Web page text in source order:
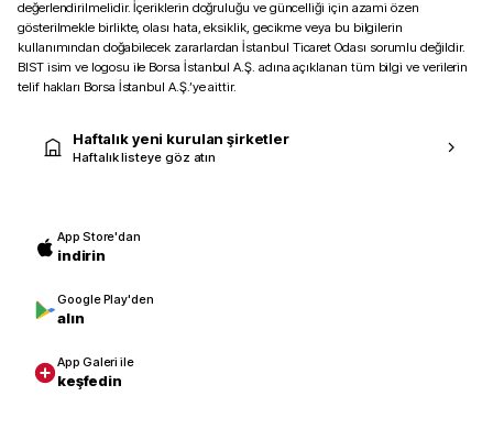
değerlendirilmelidir. İçeriklerin doğruluğu ve güncelliği için azami özen
gösterilmekle birlikte, olası hata, eksiklik, gecikme veya bu bilgilerin
kullanımından doğabilecek zararlardan İstanbul Ticaret Odası sorumlu değildir.
BIST isim ve logosu ile Borsa İstanbul A.Ş. adına açıklanan tüm bilgi ve verilerin
telif hakları Borsa İstanbul A.Ş.’ye aittir.
Haftalık yeni kurulan şirketler
Haftalık listeye göz atın
App Store'dan
indirin
Google Play'den
alın
App Galeri ile
keşfedin